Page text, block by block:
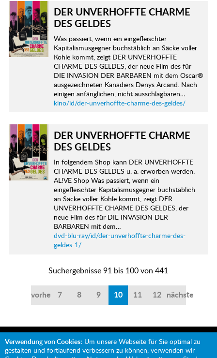
DER UNVERHOFFTE CHARME
DES GELDES
Was passiert, wenn ein eingefleischter
Kapitalismusgegner buchstäblich an Säcke voller
Kohle kommt, zeigt DER UNVERHOFFTE
CHARME DES GELDES, der neue Film des für
DIE INVASION DER BARBAREN mit dem Oscar®
ausgezeichneten Kanadiers Denys Arcand. Nach
einigen anfänglichen, nicht ausschlagbaren…
kino/id/der-unverhoffte-charme-des-geldes/
DER UNVERHOFFTE CHARME
DES GELDES
In folgendem Shop kann DER UNVERHOFFTE
CHARME DES GELDES u. a. erworben werden:
AL!VE Shop Was passiert, wenn ein
eingefleischter Kapitalismusgegner buchstäblich
an Säcke voller Kohle kommt, zeigt DER
UNVERHOFFTE CHARME DES GELDES, der
neue Film des für DIE INVASION DER
BARBAREN mit dem…
dvd-blu-ray/id/der-unverhoffte-charme-des-
geldes-1/
Suchergebnisse 91 bis 100 von 441
vorherige
7 8 9 10 11 12 nächste
Verwendung von Cookies: Um unsere Webseite für Sie optimal zu
gestalten und fortlaufend verbessern zu können, verwenden wir